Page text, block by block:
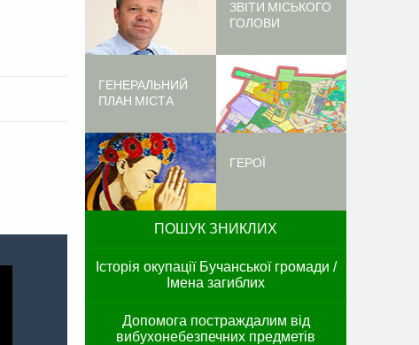
ЗВІТИ МІСЬКОГО
ГОЛОВИ
ГЕНЕРАЛЬНИЙ
ПЛАН МІСТА
ГЕРОЇ
ПОШУК ЗНИКЛИХ
Історія окупації Бучанської громади /
Імена загиблих
Допомога постраждалим від
вибухонебезпечних предметів